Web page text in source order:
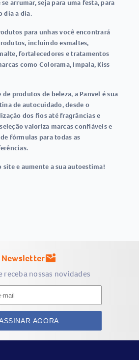
arrumar, seja para uma festa, para
dia a dia.
para unhas você encontrará
incluindo esmaltes,
fortalecedores e tratamentos
como Colorama, Impala, Kiss
de produtos de beleza, a Panvel é sua
de autocuidado, desde o
dos fios até fragrâncias e
valoriza marcas confiáveis e
fórmulas para todas as
site e aumente a sua autoestima!
Newslettermark_email_unread
receba nossas novidades
AGORA